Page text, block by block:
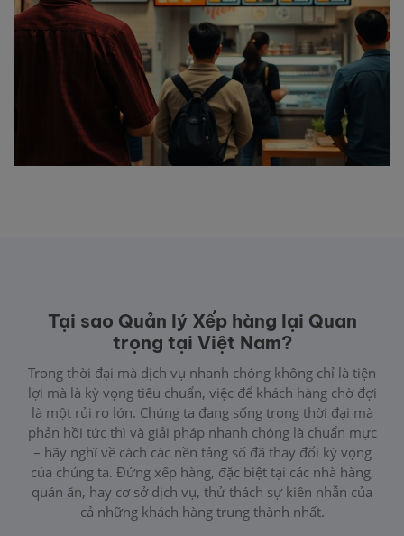
Tại sao Quản lý Xếp hàng lại Quan
trọng tại Việt Nam?
Trong thời đại mà dịch vụ nhanh chóng không chỉ là tiện
lợi mà là kỳ vọng tiêu chuẩn, việc để khách hàng chờ đợi
là một rủi ro lớn. Chúng ta đang sống trong thời đại mà
phản hồi tức thì và giải pháp nhanh chóng là chuẩn mực
– hãy nghĩ về cách các nền tảng số đã thay đổi kỳ vọng
của chúng ta. Đứng xếp hàng, đặc biệt tại các nhà hàng,
quán ăn, hay cơ sở dịch vụ, thử thách sự kiên nhẫn của
cả những khách hàng trung thành nhất.